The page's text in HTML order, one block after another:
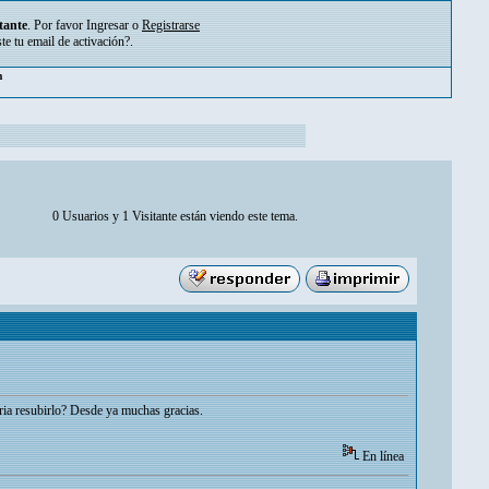
. Por favor Ingresar o Registrarse
tu email de activación?.
0 Usuarios y 1 Visitante están viendo este tema.
resubirlo? Desde ya muchas gracias.
En línea